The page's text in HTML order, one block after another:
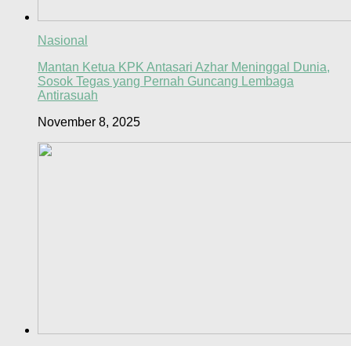
Nasional
Mantan Ketua KPK Antasari Azhar Meninggal Dunia,
Sosok Tegas yang Pernah Guncang Lembaga
Antirasuah
November 8, 2025